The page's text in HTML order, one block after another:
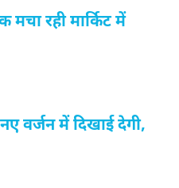
रही मार्किट में
वर्जन में दिखाई देगी,